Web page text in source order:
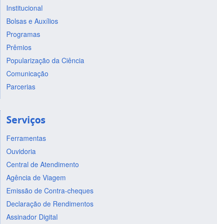
Institucional
Bolsas e Auxílios
Programas
Prêmios
Popularização da Ciência
Comunicação
Parcerias
Serviços
Ferramentas
Ouvidoria
Central de Atendimento
Agência de Viagem
Emissão de Contra-cheques
Declaração de Rendimentos
Assinador Digital